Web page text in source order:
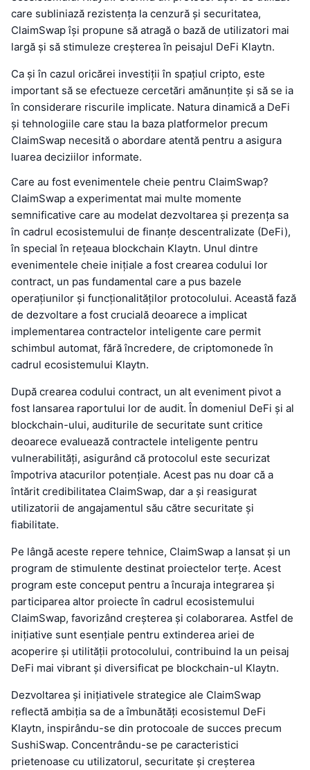
care subliniază rezistența la cenzură și securitatea,
ClaimSwap își propune să atragă o bază de utilizatori mai
largă și să stimuleze creșterea în peisajul DeFi Klaytn.
Ca și în cazul oricărei investiții în spațiul cripto, este
important să se efectueze cercetări amănunțite și să se ia
în considerare riscurile implicate. Natura dinamică a DeFi
și tehnologiile care stau la baza platformelor precum
ClaimSwap necesită o abordare atentă pentru a asigura
luarea deciziilor informate.
Care au fost evenimentele cheie pentru ClaimSwap?
ClaimSwap a experimentat mai multe momente
semnificative care au modelat dezvoltarea și prezența sa
în cadrul ecosistemului de finanțe descentralizate (DeFi),
în special în rețeaua blockchain Klaytn. Unul dintre
evenimentele cheie inițiale a fost crearea codului lor
contract, un pas fundamental care a pus bazele
operațiunilor și funcționalităților protocolului. Această fază
de dezvoltare a fost crucială deoarece a implicat
implementarea contractelor inteligente care permit
schimbul automat, fără încredere, de criptomonede în
cadrul ecosistemului Klaytn.
După crearea codului contract, un alt eveniment pivot a
fost lansarea raportului lor de audit. În domeniul DeFi și al
blockchain-ului, auditurile de securitate sunt critice
deoarece evaluează contractele inteligente pentru
vulnerabilități, asigurând că protocolul este securizat
împotriva atacurilor potențiale. Acest pas nu doar că a
întărit credibilitatea ClaimSwap, dar a și reasigurat
utilizatorii de angajamentul său către securitate și
fiabilitate.
Pe lângă aceste repere tehnice, ClaimSwap a lansat și un
program de stimulente destinat proiectelor terțe. Acest
program este conceput pentru a încuraja integrarea și
participarea altor proiecte în cadrul ecosistemului
ClaimSwap, favorizând creșterea și colaborarea. Astfel de
inițiative sunt esențiale pentru extinderea ariei de
acoperire și utilității protocolului, contribuind la un peisaj
DeFi mai vibrant și diversificat pe blockchain-ul Klaytn.
Dezvoltarea și inițiativele strategice ale ClaimSwap
reflectă ambiția sa de a îmbunătăți ecosistemul DeFi
Klaytn, inspirându-se din protocoale de succes precum
SushiSwap. Concentrându-se pe caracteristici
prietenoase cu utilizatorul, securitate și creșterea